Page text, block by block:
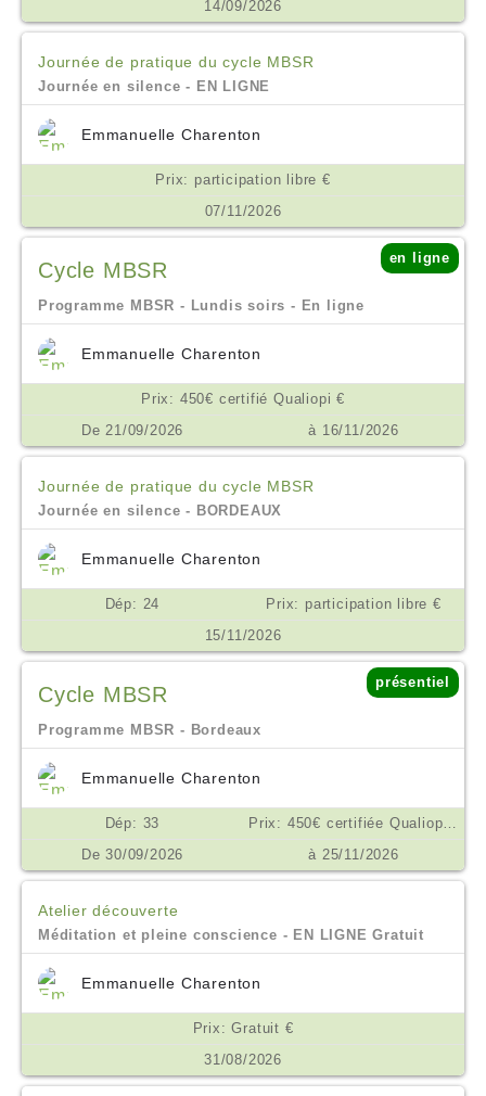
14/09/2026
Journée de pratique du cycle MBSR
Journée en silence - EN LIGNE
Emmanuelle Charenton
Prix: participation libre €
07/11/2026
Cycle MBSR
en ligne
Programme MBSR - Lundis soirs - En ligne
Emmanuelle Charenton
Prix: 450€ certifié Qualiopi €
De 21/09/2026
à 16/11/2026
Journée de pratique du cycle MBSR
Journée en silence - BORDEAUX
Emmanuelle Charenton
Dép: 24
Prix: participation libre €
15/11/2026
Cycle MBSR
présentiel
Programme MBSR - Bordeaux
Emmanuelle Charenton
Dép: 33
Prix: 450€ certifiée Qualiopi €
De 30/09/2026
à 25/11/2026
Atelier découverte
Méditation et pleine conscience - EN LIGNE Gratuit
Emmanuelle Charenton
Prix: Gratuit €
31/08/2026